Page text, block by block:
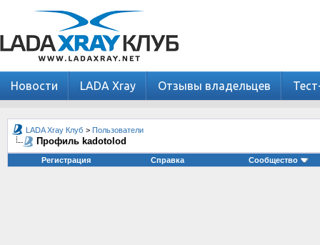
Новости LADA Xray Отзывы владельцев
LADA Xray Клуб > Пользователи
Профиль kadotolod
Регистрация Справка Сообщество